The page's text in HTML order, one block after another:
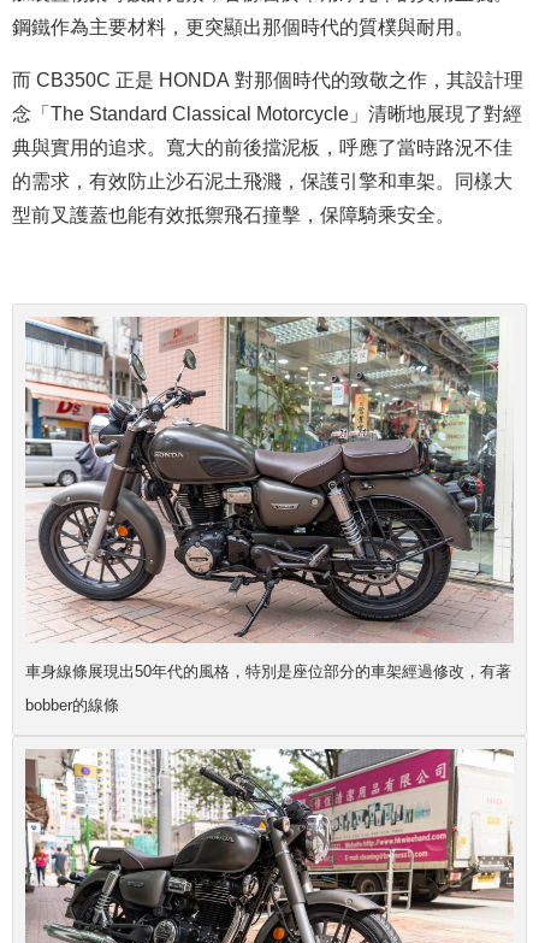
鋼鐵作為主要材料，更突顯出那個時代的質樸與耐用。
而 CB350C 正是 HONDA 對那個時代的致敬之作，其設計理
念「The Standard Classical Motorcycle」清晰地展現了對經
典與實用的追求。寬大的前後擋泥板，呼應了當時路況不佳
的需求，有效防止沙石泥土飛濺，保護引擎和車架。同樣大
型前叉護蓋也能有效抵禦飛石撞擊，保障騎乘安全。
車身線條展現出50年代的風格，特別是座位部分的車架經過修改，有著
bobber的線條